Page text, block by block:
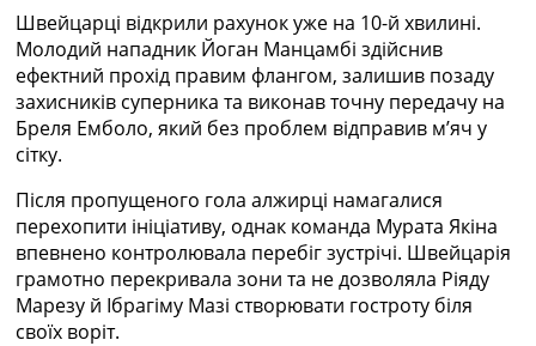
Рейтінги
Правила
Колективний прогноз
Турніри
Чемпіонат Світу
Україна. Прем’єр-Ліга
Ліга Чемпіонів
Англія. Прем’єр-Ліга
Іспанія. Ла Ліга
Ще Турніри >>>
Таблиці
Чемпіонат Світу. Турнирні таблиці
Швейцарці відкрили рахунок уже на 10-й хвилині.
Молодий нападник Йоган Манцамбі здійснив
ефектний прохід правим флангом, залишив позаду
захисників суперника та виконав точну передачу на
Бреля Емболо, який без проблем відправив м’яч у
сітку.
Після пропущеного гола алжирці намагалися
перехопити ініціативу, однак команда Мурата Якіна
впевнено контролювала перебіг зустрічі. Швейцарія
грамотно перекривала зони та не дозволяла Ріяду
Марезу й Ібрагіму Мазі створювати гостроту біля
своїх воріт.